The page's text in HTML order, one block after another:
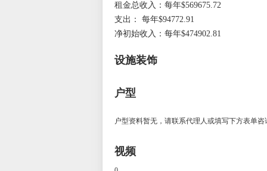
租金总收入：每年$569675.72
支出： 每年$94772.91
净初始收入：每年$474902.81
设施装饰
户型
户型资料暂无，请联系代理人或填写下方表单咨
视频